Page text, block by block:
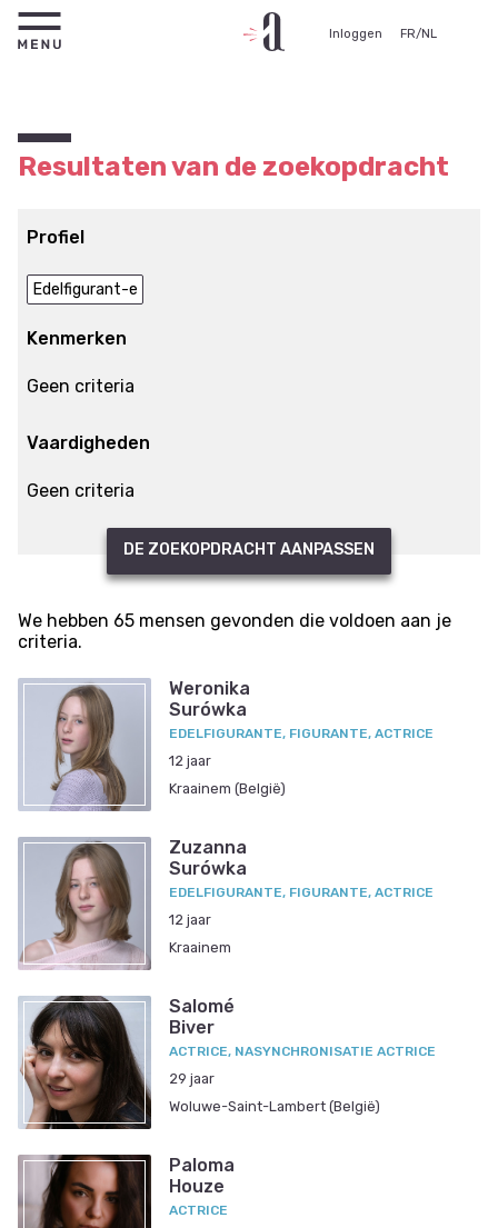
Inloggen FR/NL
Resultaten van de zoekopdracht
Profiel
Edelfigurant-e
Kenmerken
Geen criteria
Vaardigheden
Geen criteria
DE ZOEKOPDRACHT AANPASSEN
We hebben 65 mensen gevonden die voldoen aan je
criteria.
Weronika
Surówka
EDELFIGURANTE, FIGURANTE, ACTRICE
12 jaar
Kraainem (België)
Zuzanna
Surówka
EDELFIGURANTE, FIGURANTE, ACTRICE
12 jaar
Kraainem
Salomé
Biver
ACTRICE, NASYNCHRONISATIE ACTRICE
29 jaar
Woluwe-Saint-Lambert (België)
Paloma
Houze
ACTRICE